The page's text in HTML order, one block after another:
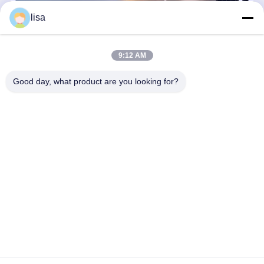
196 মিমি ফ্যানলেস মিনি পিসি ইন্টেল ফায়ারওয়াল N355 8 কোর ডুয়াল 10 জি এসএফপি +
lisa
9:12 AM
Good day, what product are you looking for?